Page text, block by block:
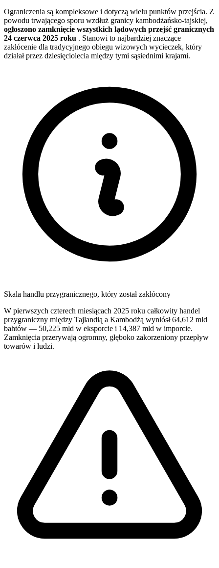
Ograniczenia są kompleksowe i dotyczą wielu punktów przejścia. Z
powodu trwającego sporu wzdłuż granicy kambodżańsko-tajskiej,
ogłoszono zamknięcie wszystkich lądowych przejść granicznych
24 czerwca 2025 roku . Stanowi to najbardziej znaczące
zakłócenie dla tradycyjnego obiegu wizowych wycieczek, który
działał przez dziesięciolecia między tymi sąsiednimi krajami.
Skala handlu przygranicznego, który został zakłócony
W pierwszych czterech miesiącach 2025 roku całkowity handel
przygraniczny między Tajlandią a Kambodżą wyniósł 64,612 mld
bahtów — 50,225 mld w eksporcie i 14,387 mld w imporcie.
Zamknięcia przerywają ogromny, głęboko zakorzeniony przepływ
towarów i ludzi.